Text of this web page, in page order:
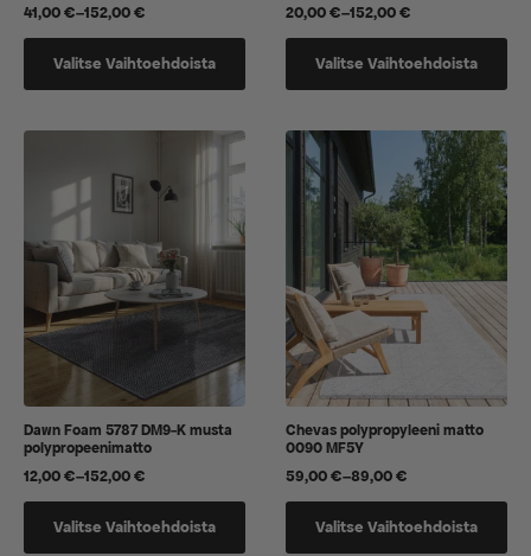
41,00€–152,00€
Hintaluokka:
41,00 €
Valitse Vaihtoehdoista
tuotteella
useampi
tehdä
valinnat
tuotteen
sivulla.
20,00€–152,00€
Hintaluokka:
20,00 €
Valitse Vaihtoehdoista
tuotteella
useampi
muunnelma.
Voit
tehdä
valinnat
tuotteen
sivulla.
Dawn Foam 5787 DM9-K musta
polypropeenimatto
12,00€–152,00€
Hintaluokka:
12,00 €
Valitse Vaihtoehdoista
Chevas polypropyleeni matto
0090 MF5Y
59,00€–89,00€
Hintaluokka:
59,00 €
Valitse Vaihtoehdoista